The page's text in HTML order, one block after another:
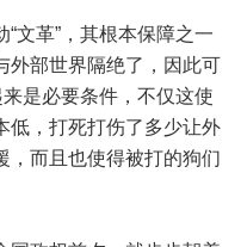
革”，其根本保障之一
外部世界隔绝了，因此可
来是必要条件，不仅这使
低，打死打伤了多少让外
，而且也使得被打的狗们